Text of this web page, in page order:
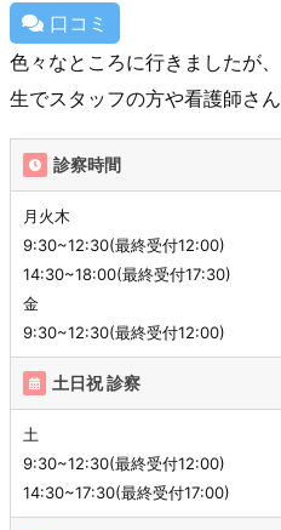
口コミ
色々なところに行きましたが
生でスタッフの方や看護師さ
診察時間
月火木
9:30~12:30(最終受付12:00)
14:30~18:00(最終受付17:30)
金
9:30~12:30(最終受付12:00)
土日祝 診察
土
9:30~12:30(最終受付12:00)
14:30~17:30(最終受付17:00)